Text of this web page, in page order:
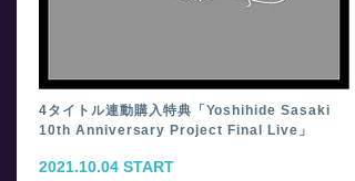
4タイトル連動購入特典「Yoshihide Sasaki
10th Anniversary Project Final Live」
2021.10.04 START